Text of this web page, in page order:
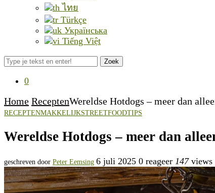
ไทย
Türkçe
Українська
Tiếng Việt
Zoek
0
Home ReceptenWereldse Hotdogs – meer dan
RECEPTENMAKKELIJKSTREETFOODTIPS
Wereldse Hotdogs – meer dan
geschreven door Peter Eemsing 6 juli 2025 0 reageer 147views